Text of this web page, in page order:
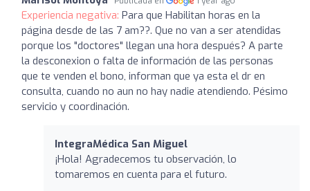
Experiencia negativa: Para que Habilitan horas en la
página desde de las 7 am??. Que no van a ser atendidas
porque los "doctores" llegan una hora después? A parte
la desconexion o falta de información de las personas
que te venden el bono, informan que ya esta el dr en
consulta, cuando no aun no hay nadie atendiendo. Pésimo
servicio y coordinación.
IntegraMédica San Miguel
¡Hola! Agradecemos tu observación, lo
tomaremos en cuenta para el futuro.